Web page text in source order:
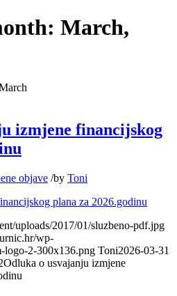
March,
izmjene financijskog
objave /by Toni
plana za 2026.godinu
uploads/2017/01/sluzbeno-pdf.jpg
wp-
logo-2-300x136.png Toni2026-03-31
Odluka o usvajanju izmjene